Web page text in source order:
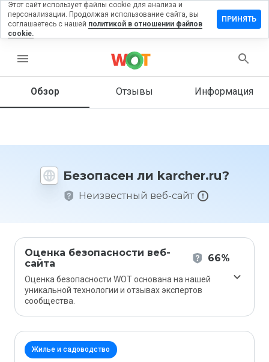
menu
Обзор Отзывы Информация
Безопасен ли karcher.ru?
Неизвестный веб-сайт
Оценка безопасности веб-
сайта
66%
Оценка безопасности WOT основана на нашей
уникальной технологии и отзывах экспертов
сообщества.
Жилье и садоводство
на
Как бы
этот
1 до 5?
Этот сайт использует файлы cookie для анализа и
персонализации. Продолжая использование сайта, вы
соглашаетесь с нашей политикой в отношении файлов
cookie.
ПРИНЯТЬ